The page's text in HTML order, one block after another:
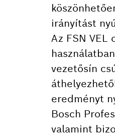
irányítást
Az FSN
vezetősín
eredményt
Bosch
valamint